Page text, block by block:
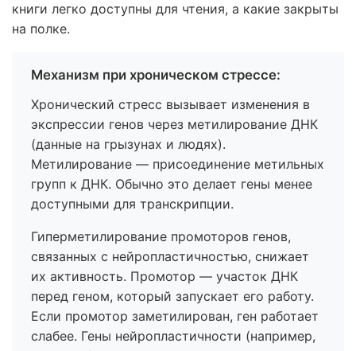
книги легко доступны для чтения, а какие закрыты
на полке.
Механизм при хроническом стрессе:
Хронический стресс вызывает изменения в
экспрессии генов через метилирование ДНК
(данные на грызунах и людях).
Метилирование — присоединение метильных
групп к ДНК. Обычно это делает гены менее
доступными для транскрипции.
Гиперметилирование промоторов генов,
связанных с нейропластичностью, снижает
их активность. Промотор — участок ДНК
перед геном, который запускает его работу.
Если промотор заметилирован, ген работает
слабее. Гены нейропластичности (например,